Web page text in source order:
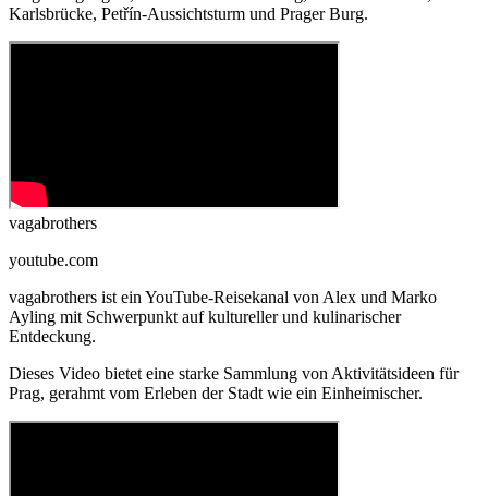
Karlsbrücke, Petřín-Aussichtsturm und Prager Burg.
vagabrothers
youtube.com
vagabrothers ist ein YouTube-Reisekanal von Alex und Marko
Ayling mit Schwerpunkt auf kultureller und kulinarischer
Entdeckung.
Dieses Video bietet eine starke Sammlung von Aktivitätsideen für
Prag, gerahmt vom Erleben der Stadt wie ein Einheimischer.